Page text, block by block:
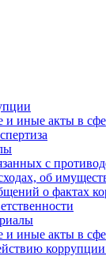
иные акты в
с
об
о фактах
и иные акты в